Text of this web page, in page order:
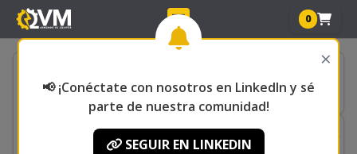
×
📢 ¡Conéctate con nosotros en LinkedIn y sé
parte de nuestra comunidad!
SEGUIR EN LINKEDIN
0